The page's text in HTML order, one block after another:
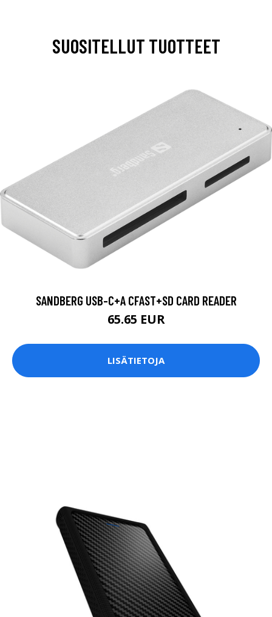
SUOSITELLUT TUOTTEET
SANDBERG USB-C+A CFAST+SD CARD READER
65.65 EUR
LISÄTIETOJA